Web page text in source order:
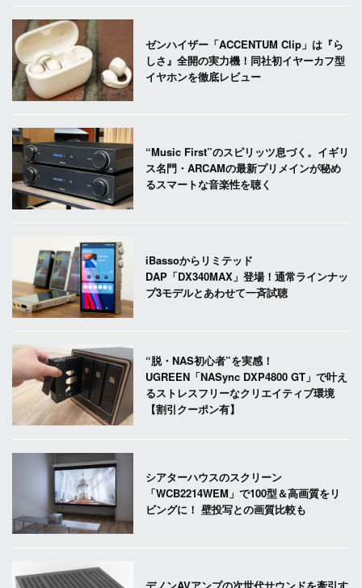
ゼンハイザー「ACCENTUM Clip」は『ら
しさ』全開の実力機！同社初イヤーカフ型
イヤホンを徹底レビュー
“Music First”のスピリッツ息づく。イギリ
ス名門・ARCAMの最新プリメインが秘め
るスマートな音楽性を聴く
iBassoからリミテッド
DAP「DX340MAX」登場！通常ラインナッ
プ3モデルとあわせて一斉試聴
“脱・NAS初心者”を実感！
UGREEN「NASync DXP4800 GT」で叶え
るストレスフリーなクリエイティブ環境
【割引クーポン有】
シアターハウスのスクリーン
「WCB2214WEM」で100型＆高画質をリ
ビングに！ 壁投写との画質比較も